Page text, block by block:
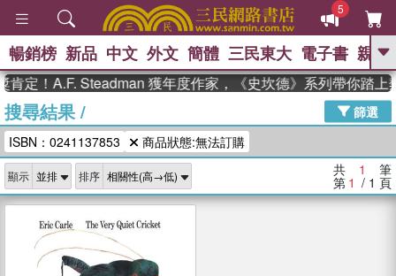
5
GO
The Odyssey 、
父親節 、 如果歷史是一群喵 、 暑期
推薦 、 國際布克獎 臺灣漫遊錄
念華 、 台灣的李登輝時代 、 數學女
孩：黎曼猜想
偉大的迷走神經
暢銷榜 新品 中文 外文 簡體 三民東大 電子書 親子
定！A.F. Steadman 獲年度作家，《史坎德》系列帶你踏上
搜尋結果/
篩選
ISBN：0241137853
商品狀態:無法訂購
顯示 排序 共 1 筆
第 1 / 1 頁